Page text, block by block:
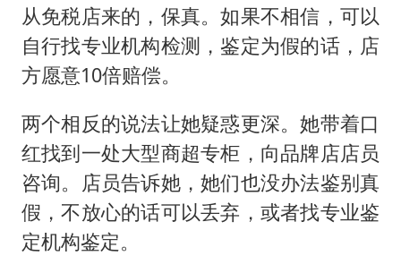
从免税店来的，保真。如果不相信，可以
自行找专业机构检测，鉴定为假的话，店
方愿意10倍赔偿。
两个相反的说法让她疑惑更深。她带着口
红找到一处大型商超专柜，向品牌店店员
咨询。店员告诉她，她们也没办法鉴别真
假，不放心的话可以丢弃，或者找专业鉴
定机构鉴定。